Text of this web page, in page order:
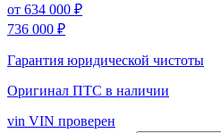
от 634 000 ₽
736 000 ₽
Гарантия юридической чистоты
Оригинал ПТС в наличии
vin VIN проверен